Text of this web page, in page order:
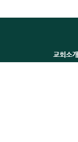
교회소개